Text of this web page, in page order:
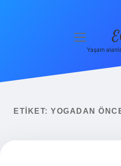
Yasal Uyarı
menüyü
Yaşam
ETIKET: YOGADAN